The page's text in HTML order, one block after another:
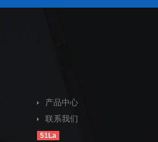
产品中心
联系我们
51La